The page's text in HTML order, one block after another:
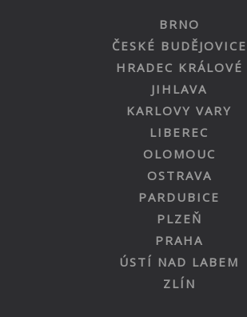
BRNO
ČESKÉ BUDĚJOVICE
HRADEC KRÁLOVÉ
JIHLAVA
KARLOVY VARY
LIBEREC
OLOMOUC
OSTRAVA
PARDUBICE
PLZEŇ
PRAHA
ÚSTÍ NAD LABEM
ZLÍN